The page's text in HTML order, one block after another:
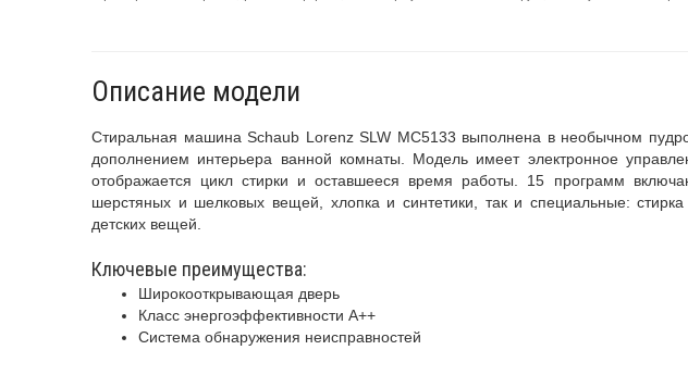
Описание модели
Стиральная машина Schaub Lorenz SLW MC5133 выполнена в необычном
дополнением интерьера ванной комнаты. Модель имеет электронное
отображается цикл стирки и оставшееся время работы. 15 программ
шерстяных и шелковых вещей, хлопка и синтетики, так и специальные:
детских вещей.
Ключевые преимущества:
Широкооткрывающая дверь
Класс энергоэффективности A++
Система обнаружения неисправностей